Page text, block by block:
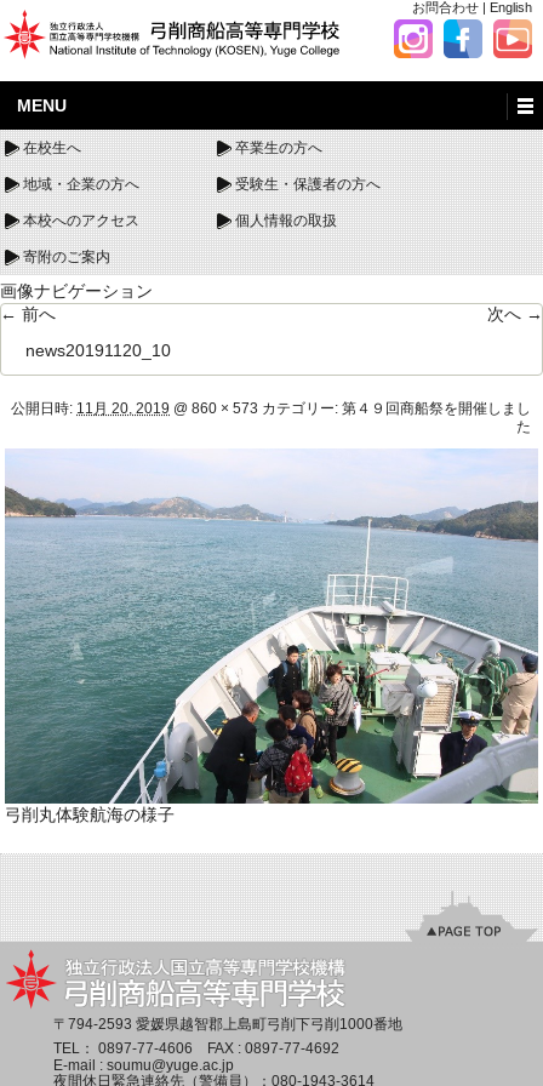
お問合わせ | English
MENU
在校生へ 卒業生の方へ
地域・企業の方へ 受験生・保護者の方へ
本校へのアクセス 個人情報の取扱
寄附のご案内
画像ナビゲーション
← 前へ
次へ →
news20191120_10
公開日時: 11月 20, 2019 @ 860 × 573 カテゴリー: 第４９回商船祭を開催しまし
た
弓削丸体験航海の様子
〒794-2593 愛媛県越智郡上島町弓削下弓削1000番地
TEL： 0897-77-4606 FAX : 0897-77-4692
E-mail : soumu@yuge.ac.jp
夜間休日緊急連絡先（警備員）： 080-1943-3614